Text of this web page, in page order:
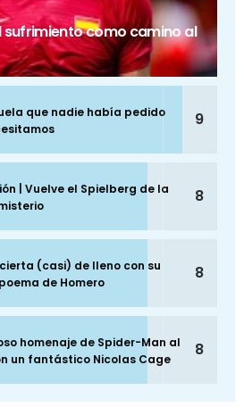
sufrimiento como camino al
que nadie había pedido
9
| Vuelve el Spielberg de la
8
(casi) de lleno con su
de Homero
8
homenaje de Spider-Man al
un fantástico Nicolas Cage
8